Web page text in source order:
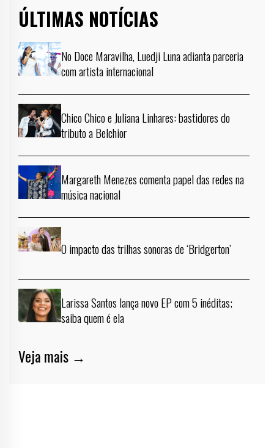
ÚLTIMAS NOTÍCIAS
No Doce Maravilha, Luedji Luna adianta parceria
com artista internacional
Chico Chico e Juliana Linhares: bastidores do
tributo a Belchior
Margareth Menezes comenta papel das redes na
música nacional
O impacto das trilhas sonoras de ‘Bridgerton’
Larissa Santos lança novo EP com 5 inéditas;
saiba quem é ela
Veja mais →